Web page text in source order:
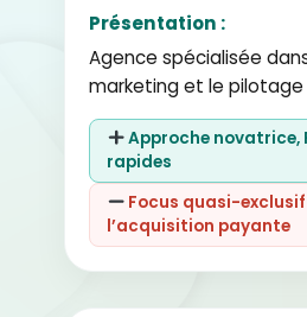
Présentation :
Agence spécialisée
marketing et le pilotage
Approche novatrice,
rapides
Focus quasi-
l’acquisition payante